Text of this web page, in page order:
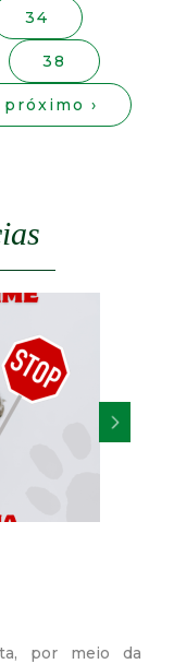
34
38
próximo ›
por meio da